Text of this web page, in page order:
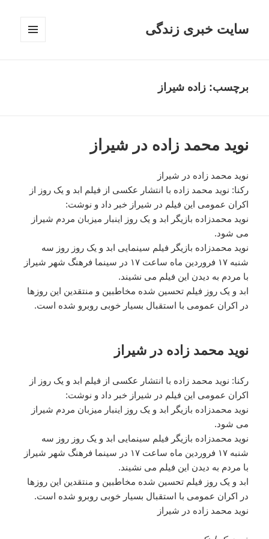
سایت خبری زندگی
برچسب: زاده شیراز
نوید محمد زاده در شیراز
نوید محمد زاده در شیراز
رکنا: نوید محمد زاده با انتشار عکسی از فیلم ابد و یک روز از
اکران عمومی این فیلم در شیراز خبر داد و نوشت:
نوید محمدزاده بازیگر ابد و یک روز اینبار میزبان مردم شیراز
می شود.
نوید محمدزاده بازیگر فیلم سینمایی ابد و یک روز روز سه
شنبه ١٧ فروردین ماه ساعت ١٧ در سینما فرهنگ شهر شیراز
با مردم به دیدن این فیلم می نشیند.
ابد و یک روز فیلم تحسین شده مخاطبین و منتقدین این روزها
در اکران عمومی با استقبال بسیار خوبی روبرو شده است.
نوید محمد زاده در شیراز
رکنا: نوید محمد زاده با انتشار عکسی از فیلم ابد و یک روز از
اکران عمومی این فیلم در شیراز خبر داد و نوشت:
نوید محمدزاده بازیگر ابد و یک روز اینبار میزبان مردم شیراز
می شود.
نوید محمدزاده بازیگر فیلم سینمایی ابد و یک روز روز سه
شنبه ١٧ فروردین ماه ساعت ١٧ در سینما فرهنگ شهر شیراز
با مردم به دیدن این فیلم می نشیند.
ابد و یک روز فیلم تحسین شده مخاطبین و منتقدین این روزها
در اکران عمومی با استقبال بسیار خوبی روبرو شده است.
نوید محمد زاده در شیراز